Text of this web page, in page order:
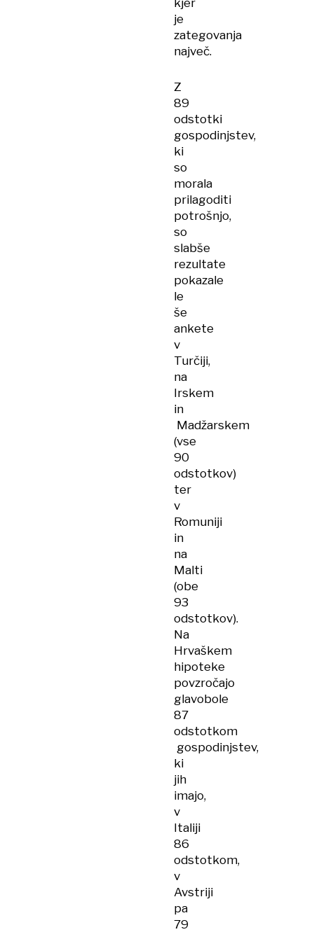
kjer
je
zategovanja
največ.
Z
89
odstotki
gospodinjstev,
ki
so
morala
prilagoditi
potrošnjo,
so
slabše
rezultate
pokazale
le
še
ankete
v
Turčiji,
na
Irskem
in
Madžarskem
(vse
90
odstotkov)
ter
v
Romuniji
in
na
Malti
(obe
93
odstotkov).
Na
Hrvaškem
hipoteke
povzročajo
glavobole
87
odstotkom
gospodinjstev,
ki
jih
imajo,
v
Italiji
86
odstotkom,
v
Avstriji
pa
79